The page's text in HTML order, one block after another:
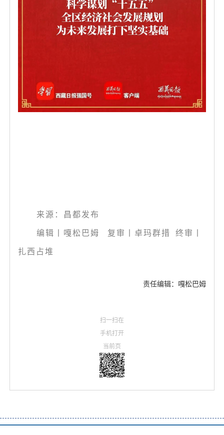
来源：昌都发布
编辑丨嘎松巴姆 复审丨卓玛群措 终审丨
扎西占堆
责任编辑：嘎松巴姆
扫一扫在
手机打开
当前页